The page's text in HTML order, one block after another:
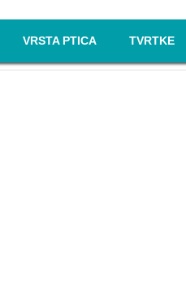
VRSTA PTICA TVRTKE